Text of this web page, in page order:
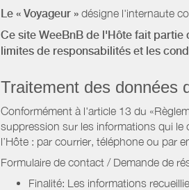
Le « Voyageur » désigne l'internaute
Ce site WeeBnB de l'Hôte fait partie
limites de responsabilités et les
Traitement des données
Conformément à l'article 13 du
suppression sur les informations qui le
l’Hôte : par courrier, téléphone ou par
Formulaire de contact / Demande de
Finalité: Les informations